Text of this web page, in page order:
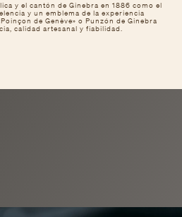
y el cantón de Ginebra en 1886 como el
y un emblema de la experiencia
de Genève» o Punzón de Ginebra
calidad artesanal y fiabilidad.